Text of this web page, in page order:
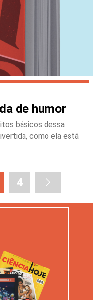
de humor
básicos dessa
como ela está
4